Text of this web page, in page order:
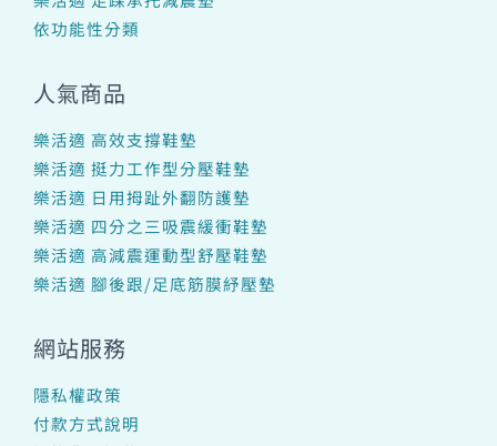
依功能性分類
人氣商品
樂活適 高效支撐鞋墊
樂活適 挺力工作型分壓鞋墊
樂活適 日用拇趾外翻防護墊
樂活適 四分之三吸震緩衝鞋墊
樂活適 高減震運動型舒壓鞋墊
樂活適 腳後跟/足底筋膜紓壓墊
網站服務
隱私權政策
付款方式說明